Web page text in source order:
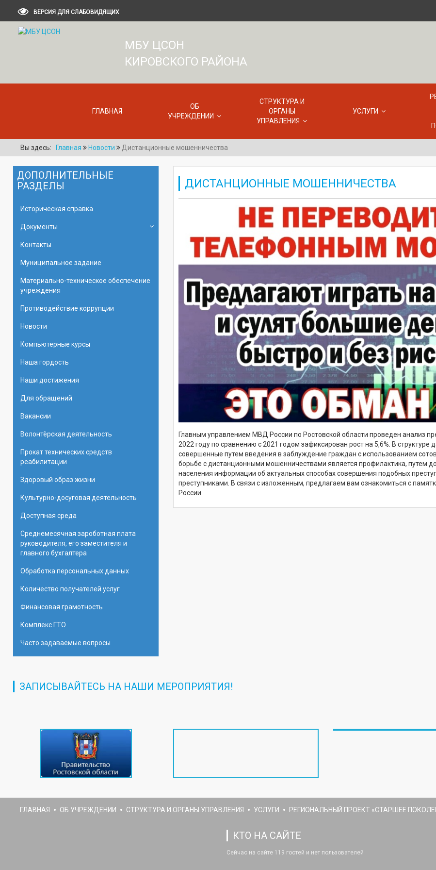
ВЕРСИЯ ДЛЯ СЛАБОВИДЯЩИХ
МБУ ЦСОН
КИРОВСКОГО РАЙОНА
ГЛАВНАЯ
ОБ
УЧРЕЖДЕНИИ
СТРУКТУРА И
ОРГАНЫ
УПРАВЛЕНИЯ
УСЛУГИ
Вы здесь: Главная Новости Дистанционные мошенничества
ДОПОЛНИТЕЛЬНЫЕ
РАЗДЕЛЫ
Историческая справка
Документы
Контакты
Муниципальное задание
Материально-техническое обеспечение
учреждения
Противодействие коррупции
Новости
Компьютерные курсы
Наша гордость
Наши достижения
Для обращений
Вакансии
Волонтёрская деятельность
Прокат технических средств
реабилитации
Здоровый образ жизни
Культурно-досуговая деятельность
Доступная среда
Среднемесячная зароботная плата
руководителя, его заместителя и
главного бухгалтера
Обработка персональных данных
Количество получателей услуг
Финансовая грамотность
Комплекс ГТО
Часто задаваемые вопросы
ДИСТАНЦИОННЫЕ МОШЕННИЧЕСТВА
Главным управлением МВД России по Ростовской области проведен анализ
2022 году по сравнению с 2021 годом зафиксирован рост на 5,6%. В
совершенные путем введения в заблуждение граждан с использованием
борьбе с дистанционными мошенничествами является профилактика, путем
населения информации об актуальных способах совершения подобных
преступниками. В связи с изложенным, предлагаем вам ознакомиться с
России.
ЗАПИСЫВАЙТЕСЬ НА НАШИ МЕРОПРИЯТИЯ!
ГЛАВНАЯ ОБ УЧРЕЖДЕНИИ СТРУКТУРА И ОРГАНЫ УПРАВЛЕНИЯ УСЛУГИ РЕГИОНАЛЬНЫЙ ПРОЕКТ «СТАРШЕЕ
КТО НА САЙТЕ
Сейчас на сайте 119 гостей и нет пользователей